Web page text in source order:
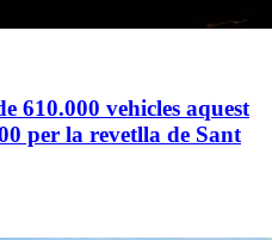
610.000 vehicles aquest
per la revetlla de Sant